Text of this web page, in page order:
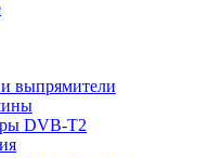
выпрямители
DVB-T2